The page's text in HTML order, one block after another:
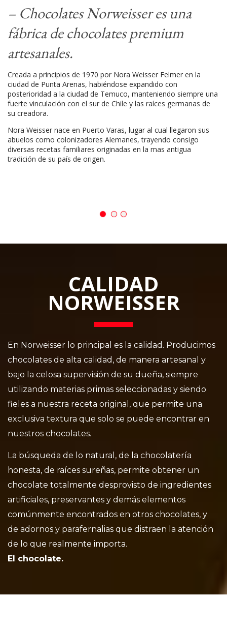
– Chocolates Norweisser es una
fábrica de chocolates premium
artesanales.
Creada a principios de 1970 por Nora Weisser Felmer en la
ciudad de Punta Arenas, habiéndose expandido con
posterioridad a la ciudad de Temuco, manteniendo siempre una
fuerte vinculación con el sur de Chile y las raíces germanas de
su creadora.
Nora Weisser nace en Puerto Varas, lugar al cual llegaron sus
abuelos como colonizadores Alemanes, trayendo consigo
diversas recetas familiares originadas en la mas antigua
tradición de su país de origen.
CALIDAD
NORWEISSER
En Norweisser lo principal es la calidad. Producimos
chocolates de alta calidad, de manera artesanal y
bajo la celosa supervisión de su dueña, siempre
utilizando materias primas seleccionadas y siendo
fieles a nuestra receta original, que permite una
exclusiva textura que solo se puede encontrar en
nuestros chocolates.
La búsqueda de lo natural, de la chocolatería
honesta, de raíces sureñas, permite obtener un
chocolate totalmente desprovisto de ingredientes
artificiales, preservantes y demás elementos
comúnmente encontrados en otros chocolates, y
de adornos y parafernalias que distraen la atención
de lo que realmente importa.
El chocolate.